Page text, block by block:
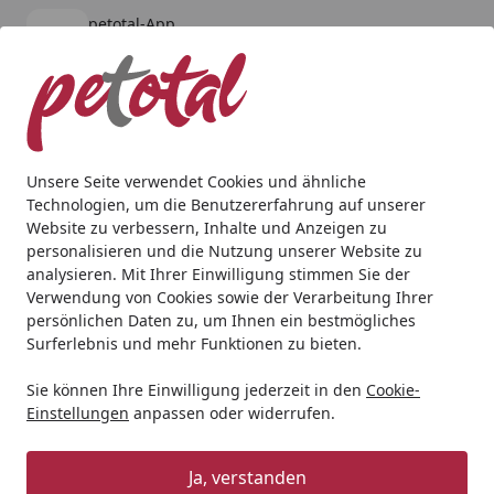
Unsere Seite verwendet Cookies und ähnliche
Technologien, um die Benutzererfahrung auf unserer
Website zu verbessern, Inhalte und Anzeigen zu
personalisieren und die Nutzung unserer Website zu
analysieren. Mit Ihrer Einwilligung stimmen Sie der
Verwendung von Cookies sowie der Verarbeitung Ihrer
persönlichen Daten zu, um Ihnen ein bestmögliches
Surferlebnis und mehr Funktionen zu bieten.
Sie können Ihre Einwilligung jederzeit in den Cookie-
Einstellungen anpassen oder widerrufen.
Ja, verstanden
petotal-App
kostenlos - Im App Store
Alle Produkte
Mein Konto
Suchen
Startseite
Katze Katzennassfutter Schesir Schesir Kitten 85
Schesir Kitten 85 Gramm
Katzennassfutter